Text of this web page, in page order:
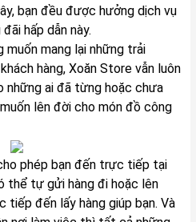
bạn đều được hưởng dịch vụ
hấp dẫn này.
muốn mang lại những trải
hàng, Xoăn Store vẫn luôn
những ai đã từng hoặc chưa
lên đời cho món đồ công
phép bạn đến trực tiếp tại
thể tự gửi hàng đi hoặc lên
tiếp đến lấy hàng giúp bạn. Và